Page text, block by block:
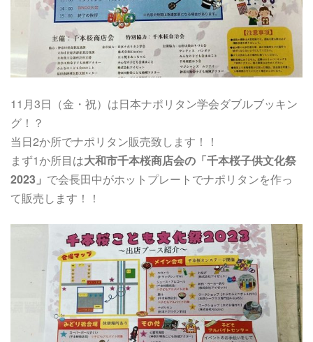
11月3日（金・祝）は日本ナポリタン学会ダブルブッキン
グ！？
当日2か所でナポリタン販売致します！！
まず1か所目は大和市千本桜商店会の「千本桜子供文化祭
2023」 で会長田中がホットプレートでナポリタンを作っ
て販売します！！